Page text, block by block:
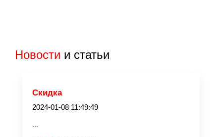
Новости и статьи
Скидка
2024-01-08 11:49:49
...